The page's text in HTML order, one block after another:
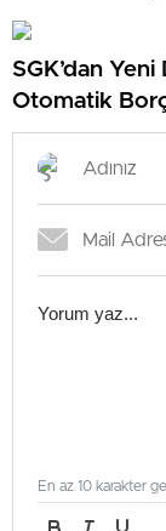
SGK’dan
Otomatik
En az 10 karakter